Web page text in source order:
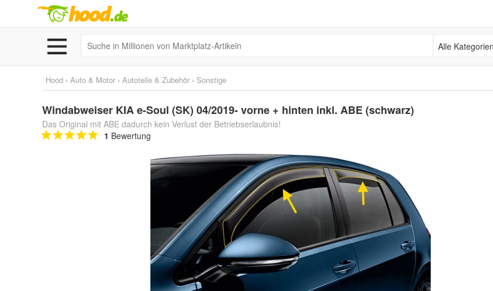
Alle Kategorien
Hood › Auto & Motor › Autoteile & Zubehör › Sonstige
Windabweiser KIA e-Soul (SK) 04/2019- vorne + hinten inkl. ABE (schwarz)
Das Original mit ABE dadurch kein Verlust der Betriebserlaubnis!
1 Bewertung